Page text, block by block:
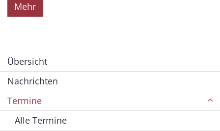
Mehr
Übersicht
Nachrichten
Termine
Alle Termine